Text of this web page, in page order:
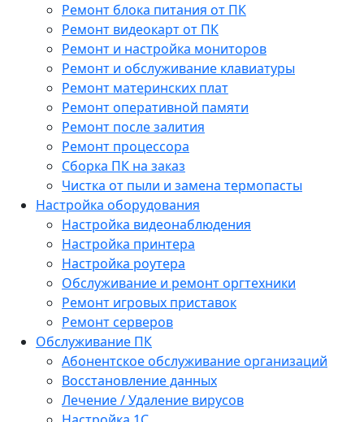
Ремонт блока питания от ПК
Ремонт видеокарт от ПК
Ремонт и настройка мониторов
Ремонт и обслуживание клавиатуры
Ремонт материнских плат
Ремонт оперативной памяти
Ремонт после залития
Ремонт процессора
Сборка ПК на заказ
Чистка от пыли и замена термопасты
Настройка оборудования
Настройка видеонаблюдения
Настройка принтера
Настройка роутера
Обслуживание и ремонт оргтехники
Ремонт игровых приставок
Ремонт серверов
Обслуживание ПК
Абонентское обслуживание организаций
Восстановление данных
Лечение / Удаление вирусов